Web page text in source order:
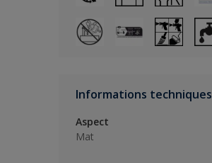
Informations techniques
Aspect
Mat